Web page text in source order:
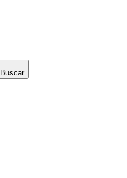
Buscar